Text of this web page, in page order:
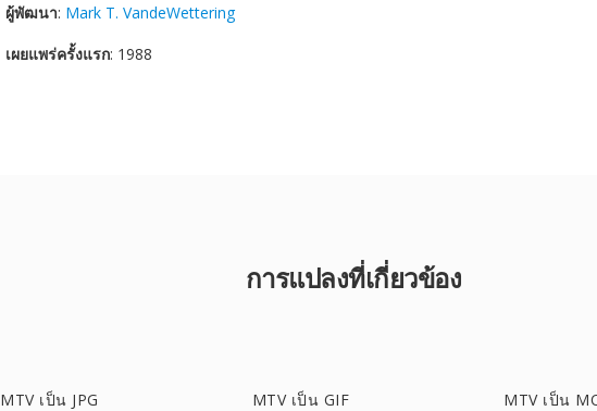
ผู้พัฒนา: Mark T. VandeWettering
เผยแพร่ครั้งแรก: 1988
การแปลงที่เกี่ยวข้อง
MTV เป็น JPG MTV เป็น GIF MTV เป็น